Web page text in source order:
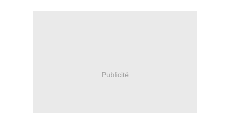
Publicité